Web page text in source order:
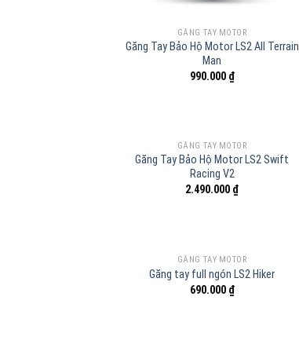
GĂNG TAY MOTOR
Găng Tay Bảo Hộ Motor LS2 All Terrain
Man
990.000 ₫
GĂNG TAY MOTOR
Găng Tay Bảo Hộ Motor LS2 Swift
Racing V2
2.490.000 ₫
GĂNG TAY MOTOR
Găng tay full ngón LS2 Hiker
690.000 ₫